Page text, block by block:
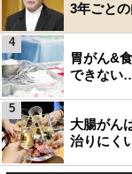
3年ごと
胃がん&
できない
4
大腸がん
治りにく
5